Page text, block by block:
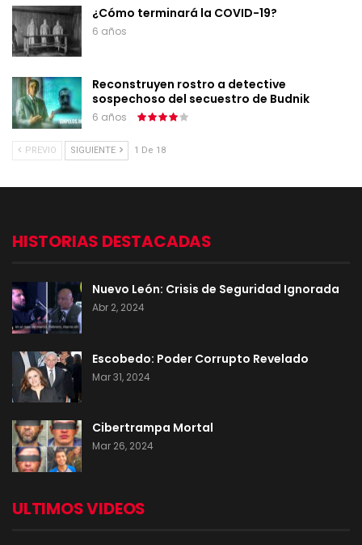
¿Cómo terminará la COVID-19?
6 años
Reconstruyen rostro a detective
sospechoso del secuestro de Budnik
6 años
PREVIO SIGUIENTE 1 De 18
HISTORIAS DESTACADAS
Nuevo León: Crisis de Seguridad Ignorada
Abr 2, 2024
Escobedo: Poder Corrupto Revelado
Mar 31, 2024
Cibertrampa Mortal
Mar 26, 2024
ULTIMOS VIDEOS